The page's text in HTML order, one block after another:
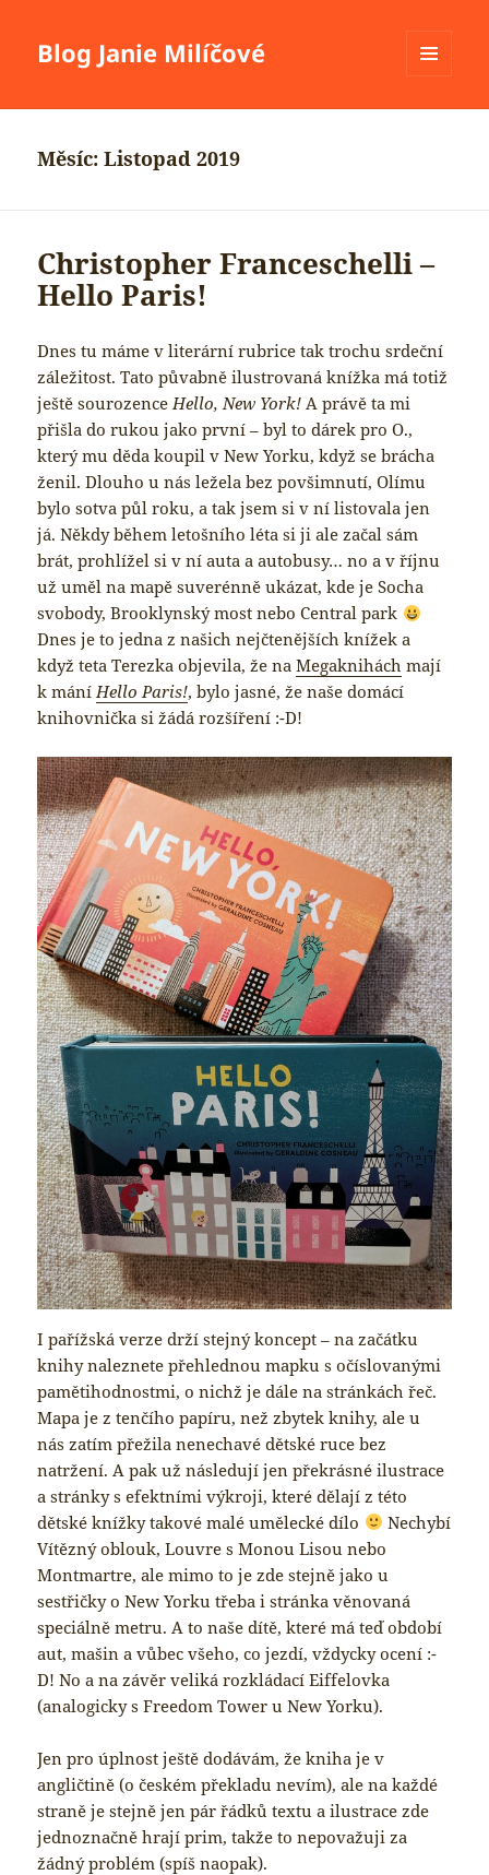
Blog Janie Milíčové
Měsíc:Listopad 2019
Christopher Franceschelli –
Hello Paris!
Dnes tu máme v literární rubrice tak trochu srdeční
záležitost. Tato půvabně ilustrovaná knížka má totiž
ještě sourozenceHello, New York! A právě ta mi
přišla do rukou jako první – byl to dárek pro O.,
který mu děda koupil v New Yorku, když se brácha
ženil. Dlouho u nás ležela bez povšimnutí, Olímu
bylo sotva půl roku, a tak jsem si v ní listovala jen
já. Někdy během letošního léta si ji ale začal sám
brát, prohlížel si v ní auta a autobusy… no a v říjnu
už uměl na mapě suverénně ukázat, kde je Socha
svobody, Brooklynský most nebo Central park
Dnes je to jedna z našich nejčtenějších knížek a
když teta Terezka objevila, že naMegaknihách mají
k máníHello Paris!, bylo jasné, že naše domácí
knihovnička si žádá rozšíření :-D!
I pařížská verze drží stejný koncept – na začátku
knihy naleznete přehlednou mapku s očíslovanými
pamětihodnostmi, o nichž je dále na stránkách řeč.
Mapa je z tenčího papíru, než zbytek knihy, ale u
nás zatím přežila nenechavé dětské ruce bez
natržení. A pak už následují jen překrásné ilustrace
a stránky s efektními výkroji, které dělají z této
dětské knížky takové malé umělecké dílo
Nechybí
Vítězný oblouk, Louvre s Monou Lisou nebo
Montmartre, ale mimo to je zde stejně jako u
sestřičky o New Yorku třeba i stránka věnovaná
speciálně metru. A to naše dítě, které má teď období
aut, mašin a vůbec všeho, co jezdí, vždycky ocení :-
D! No a na závěr veliká rozkládací Eiffelovka
(analogicky s Freedom Tower u New Yorku).
Jen pro úplnost ještě dodávám, že kniha je v
angličtině (o českém překladu nevím), ale na každé
straně je stejně jen pár řádků textu a ilustrace zde
jednoznačně hrají prim, takže to nepovažuji za
žádný problém (spíš naopak).